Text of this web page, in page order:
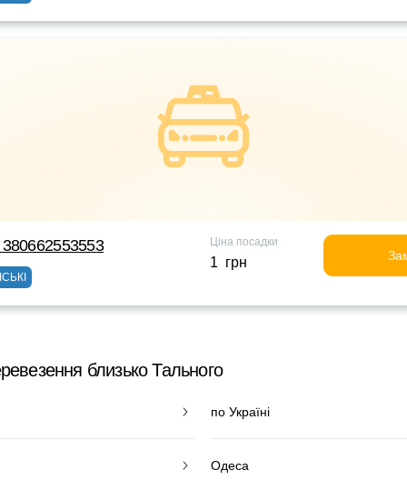
Ціна посадки
1 грн
близько Тального
по Україні
Одеса